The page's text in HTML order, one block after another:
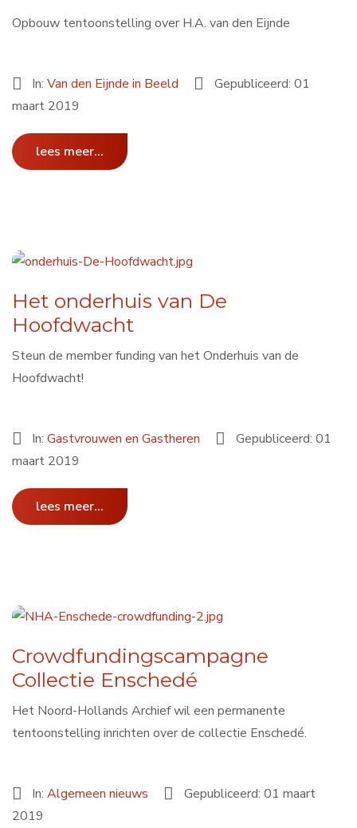
Opbouw tentoonstelling over H.A. van den Eijnde
In:Van den Eijnde in Beeld
Gepubliceerd: 01
maart 2019
lees meer...
Het onderhuis van De
Hoofdwacht
Steun de member funding van het Onderhuis van de
Hoofdwacht!
In:Gastvrouwen en Gastheren
Gepubliceerd: 01
maart 2019
lees meer...
Crowdfundingscampagne
Collectie Enschedé
Het Noord-Hollands Archief wil een permanente
tentoonstelling inrichten over de collectie Enschedé.
In:Algemeen nieuws
Gepubliceerd: 01 maart
2019